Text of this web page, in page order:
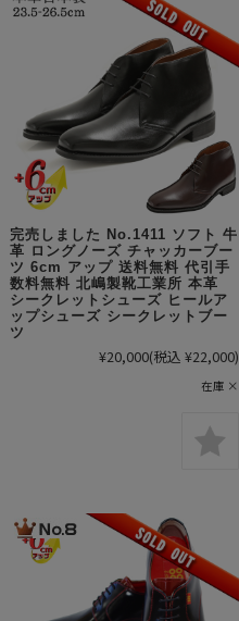
完売しました No.1411 ソフト 牛
革 ロングノーズ チャッカーブー
ツ 6cm アップ 送料無料 代引手
数料無料 北嶋製靴工業所 本革
シークレットシューズ ヒールア
ップシューズ シークレットブー
ツ
¥20,000(税込 ¥22,000)
在庫 ×